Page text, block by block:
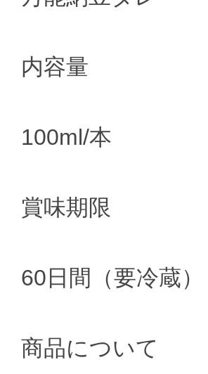
内容量
100ml/本
賞味期限
60日間（要冷蔵）
商品について